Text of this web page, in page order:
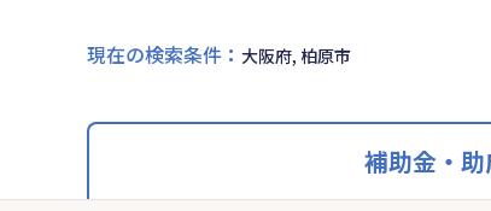
現在の検索条件 ： 大阪府, 柏原市
補助金・